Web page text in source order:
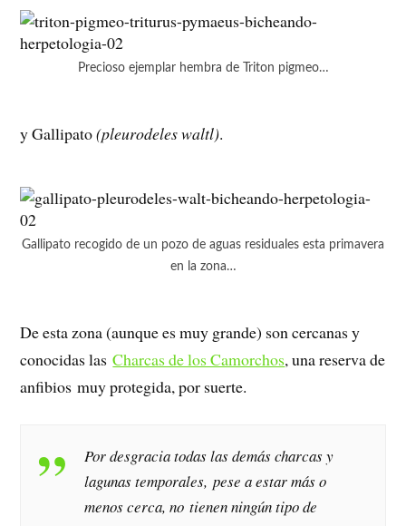
Precioso ejemplar hembra de Triton pigmeo…
y Gallipato(pleurodeles waltl).
Gallipato recogido de un pozo de aguas residuales esta primavera
en la zona…
De esta zona (aunque es muy grande) son cercanas y
conocidas lasCharcas de los Camorchos, una reserva de
anfibios muy protegida, por suerte.
Por desgracia todas las demás charcas y
lagunas temporales, pese a estar más o
menos cerca, no tienen ningún tipo de